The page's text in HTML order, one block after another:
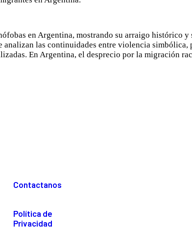
en Argentina, mostrando su arraigo histórico
las continuidades entre violencia simbólica,
En Argentina, el desprecio por la migración
Contactanos
Política de
Privacidad